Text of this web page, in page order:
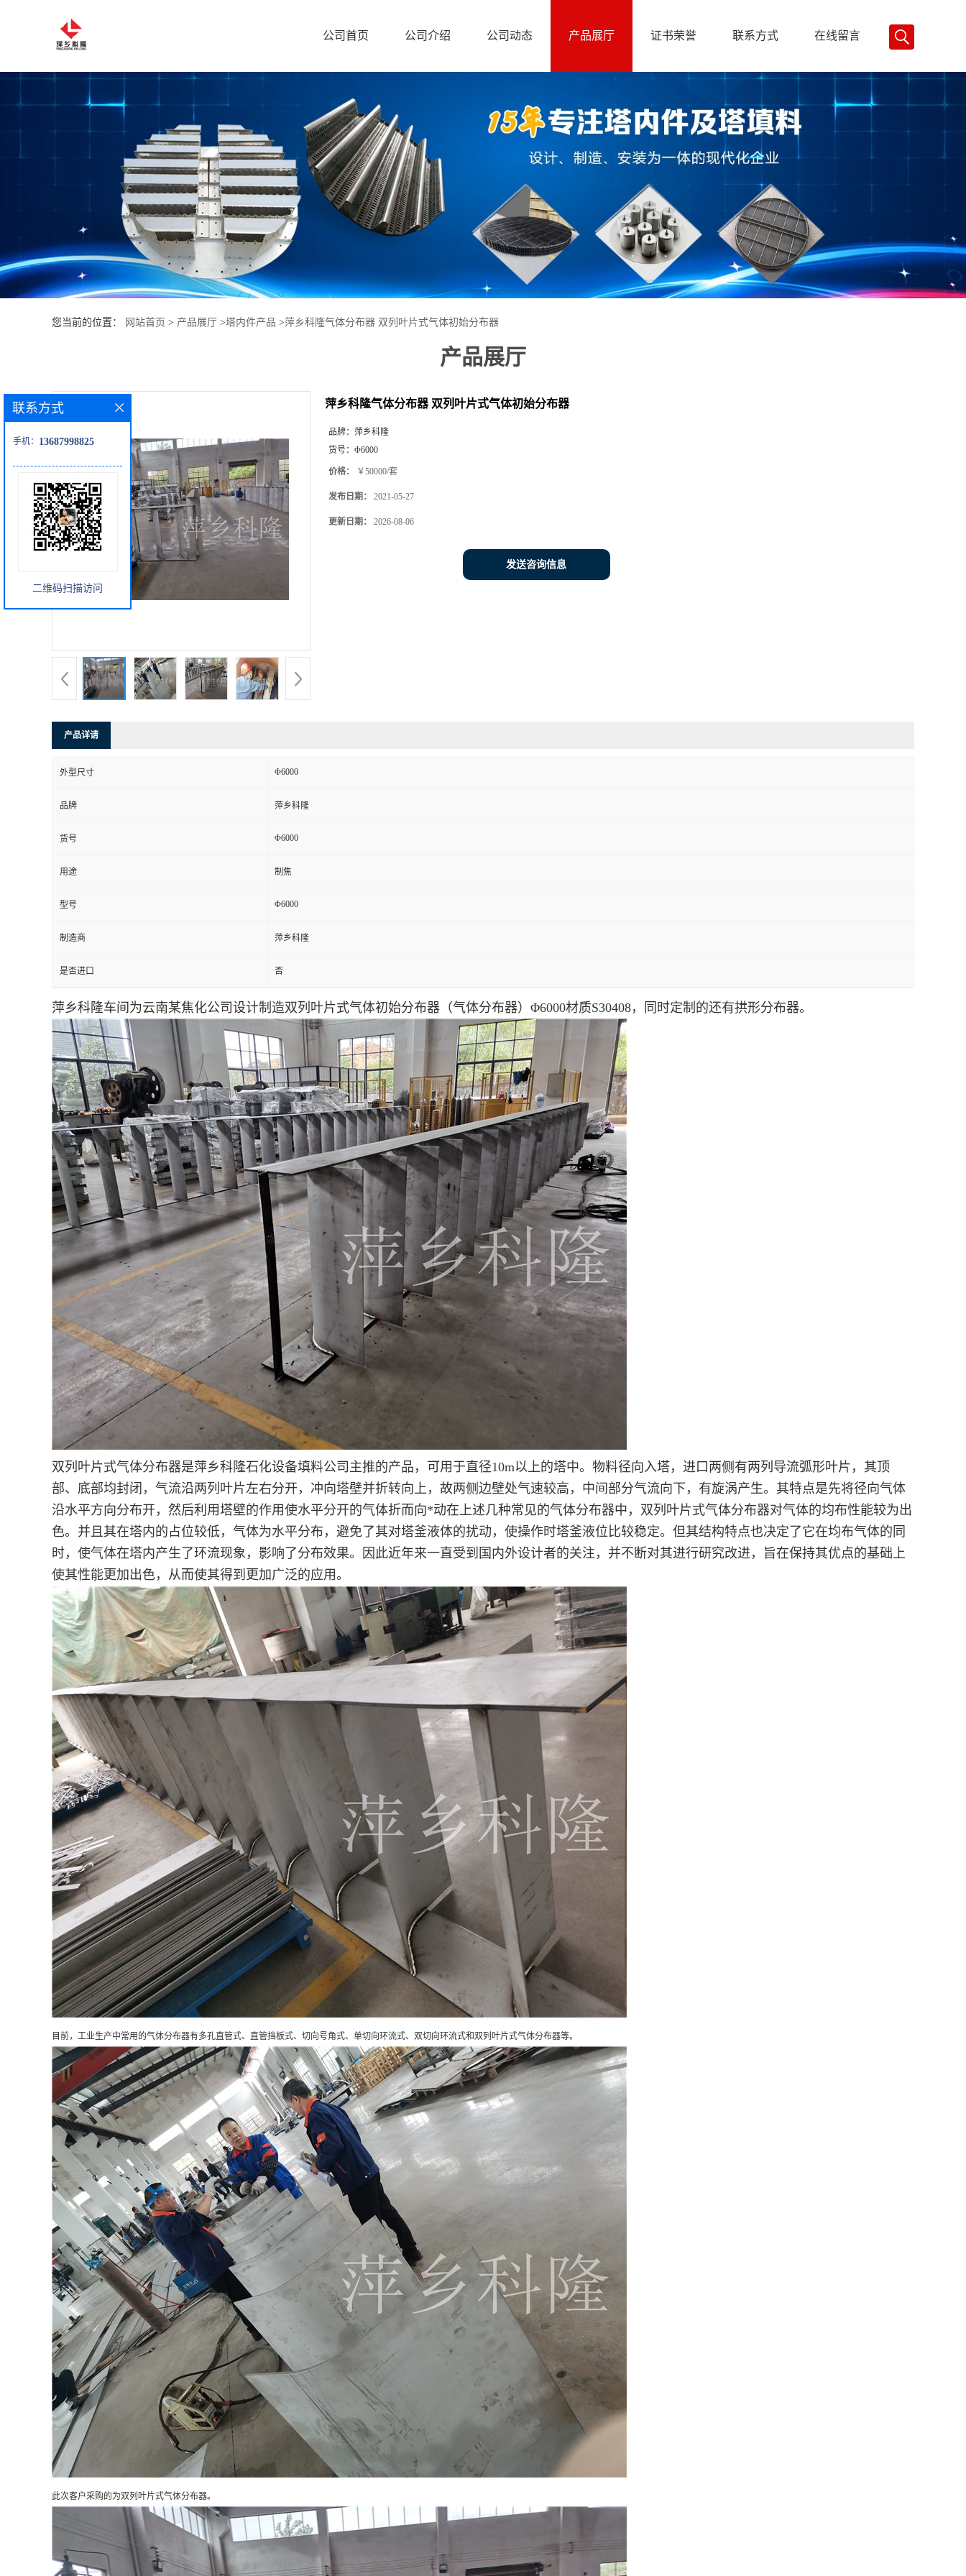
介
动
品
厅
公司首页 公司介绍 公司动态 产品展厅 证书荣誉 联系方式 在线留言
您当前的位置： 网站首页 > 产品展厅 >塔内件产品 >萍乡科隆气体分布器 双列叶片式气体初始分布器
产品展厅
萍乡科隆气体分布器 双列叶片式气体初始分布器
品牌： 萍乡科隆
货号： Φ6000
价格： ￥50000/套
发布日期： 2021-05-27
更新日期： 2026-08-06
发送咨询信息
产品详请
外型尺寸 Φ6000
品牌 萍乡科隆
货号 Φ6000
用途 制焦
型号 Φ6000
制造商 萍乡科隆
是否进口 否
萍乡科隆车间为云南某焦化公司设计制造双列叶片式气体初始分布器（气体分布器）Φ6000材质S30408，同时定制的还有拱形分布器。
双列叶片式气体分布器是萍乡科隆石化设备填料公司主推的产品，可用于直径10m以上的塔中。物料径向入塔，进口两侧有两列导流弧形叶片，其顶
部、底部均封闭，气流沿两列叶片左右分开，冲向塔壁并折转向上，故两侧边壁处气速较高，中间部分气流向下，有旋涡产生。其特点是先将径向气体
沿水平方向分布开，然后利用塔壁的作用使水平分开的气体折而向*动在上述几种常见的气体分布器中，双列叶片式气体分布器对气体的均布性能较为出
色。并且其在塔内的占位较低，气体为水平分布，避免了其对塔釜液体的扰动，使操作时塔釜液位比较稳定。但其结构特点也决定了它在均布气体的同
时，使气体在塔内产生了环流现象，影响了分布效果。因此近年来一直受到国内外设计者的关注，并不断对其进行研究改进，旨在保持其优点的基础上
使其性能更加出色，从而使其得到更加广泛的应用。
目前，工业生产中常用的气体分布器有多孔直管式、直管挡板式、切向号角式、单切向环流式、双切向环流式和双列叶片式气体分布器等。
此次客户采购的为双列叶片式气体分布器。
联系方式
手机： 13687998825
二维码扫描访问